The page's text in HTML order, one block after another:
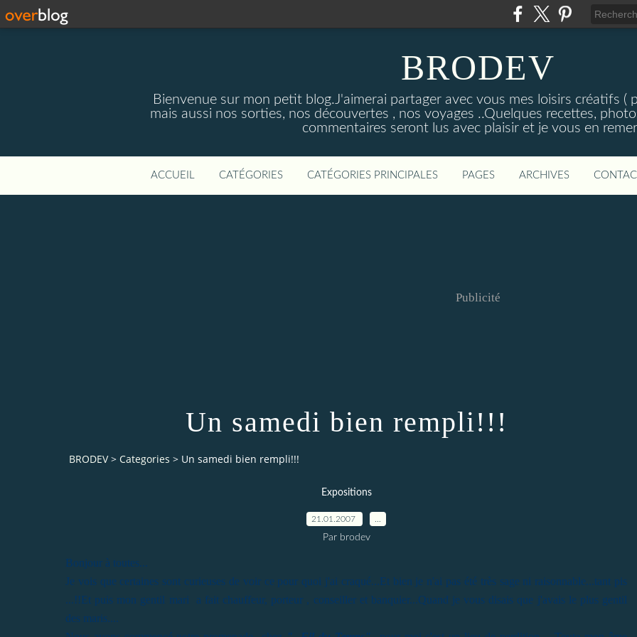
BRODEV
Bienvenue sur mon petit blog.J'aimerai partager avec vous mes loisirs créatifs (
mais aussi nos sorties, nos découvertes , nos voyages ..Quelques recettes,
commentaires seront lus avec plaisir et je vous en
ACCUEIL CATÉGORIES CATÉGORIES PRINCIPALES PAGES ARCHIVES
Publicité
Un samedi bien rempli!!!
BRODEV > Categories > Un samedi bien rempli!!!
Expositions
21.01.2007
Par brodev
Bonjour à toutes...
Je vois que certaines sont curieuses de voir ce pour quoi j'ai craqué...Et bien je n'ai pas été très sage ni raisonnable...tant pis
...!!Et puis mon gentil mari a fait chauffeur, porteur , conseiller et banquier...Quand je vous disais que j'avais le plus gentil
des maris....